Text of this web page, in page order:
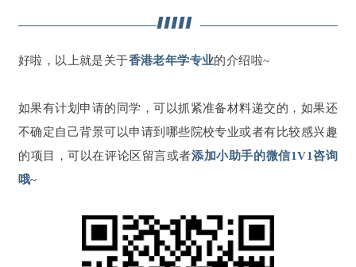
好啦，以上就是关于香港老年学专业的介绍啦~
如果有计划申请的同学，可以抓紧准备材料递交的，如果还
不确定自己背景可以申请到哪些院校专业或者有比较感兴趣
的项目，可以在评论区留言或者添加小助手的微信1V1咨询
哦~